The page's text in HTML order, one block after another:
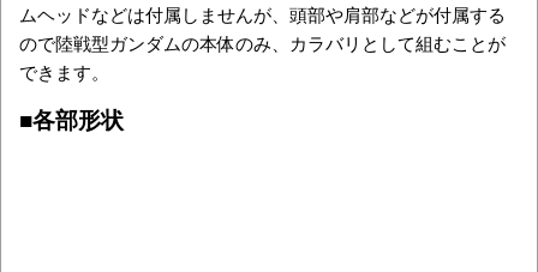
ムヘッドなどは付属しませんが、頭部や肩部などが付属する
ので陸戦型ガンダムの本体のみ、カラバリとして組むことが
できます。
■各部形状